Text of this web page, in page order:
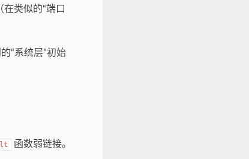
类似的“端口
“系统层”初始
函数弱链接。